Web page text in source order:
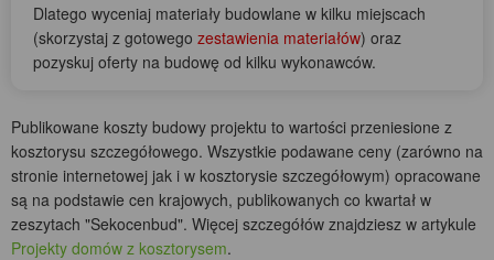
Dlatego wyceniaj materiały budowlane w kilku miejscach
(skorzystaj z gotowego zestawienia materiałów) oraz
pozyskuj oferty na budowę od kilku wykonawców.
Publikowane koszty budowy projektu to wartości przeniesione z
kosztorysu szczegółowego. Wszystkie podawane ceny (zarówno na
stronie internetowej jak i w kosztorysie szczegółowym) opracowane
są na podstawie cen krajowych, publikowanych co kwartał w
zeszytach "Sekocenbud". Więcej szczegółów znajdziesz w artykule
Projekty domów z kosztorysem.